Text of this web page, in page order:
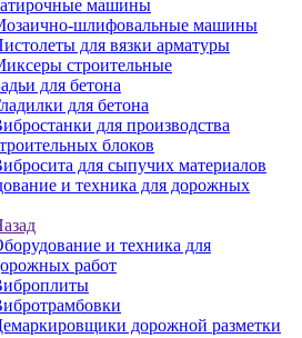
машины
шлифовальные машины
для вязки арматуры
строительные
для бетона
для бетона
для производства
блоков
для сыпучих материалов
и техника для дорожных
и техника для
работ
дорожной разметки